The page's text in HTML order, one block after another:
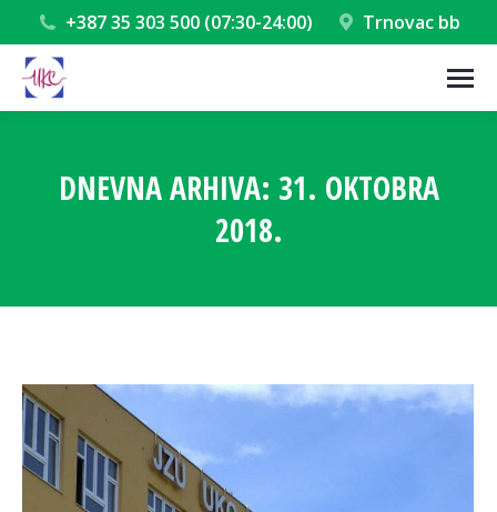
+387 35 303 500 (07:30-24:00) Trnovac bb
DNEVNA ARHIVA: 31. OKTOBRA
2018.